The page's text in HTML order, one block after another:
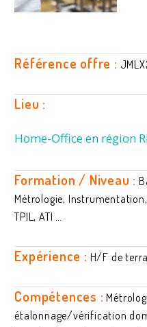
Référence offre :
Lieu :
Home-Office en région
Formation / Niveau :
Métrologie, Instrumentation,
TPIL, ATI …
Expérience : H/F de
Compétences :
étalonnage/vérification